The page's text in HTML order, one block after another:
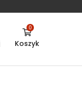
Koszyk
0